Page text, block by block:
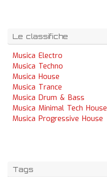
Le classifiche
Musica Electro
Musica Techno
Musica House
Musica Trance
Musica Drum & Bass
Musica Minimal Tech House
Musica Progressive House
Tags